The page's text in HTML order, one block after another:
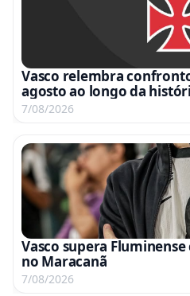
Vasco relembra
agosto ao longo da
7/08/2026
Vasco supera
no Maracanã
7/08/2026